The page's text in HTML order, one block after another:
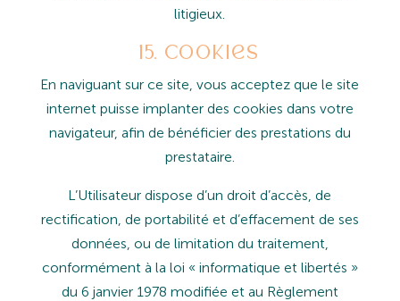
litigieux.
15. Cookies
En naviguant sur ce site, vous acceptez que le site
internet puisse implanter des cookies dans votre
navigateur, afin de bénéficier des prestations du
prestataire.
L’Utilisateur dispose d’un droit d’accès, de
rectification, de portabilité et d’effacement de ses
données, ou de limitation du traitement,
conformément à la loi « informatique et libertés »
du 6 janvier 1978 modifiée et au Règlement